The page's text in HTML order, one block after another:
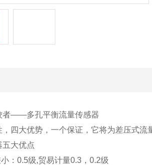
者——多孔平衡流量传感器
四大优势，一个保证，它将为差压式流
五大优点
：0.5级,贸易计量0.3，0.2级